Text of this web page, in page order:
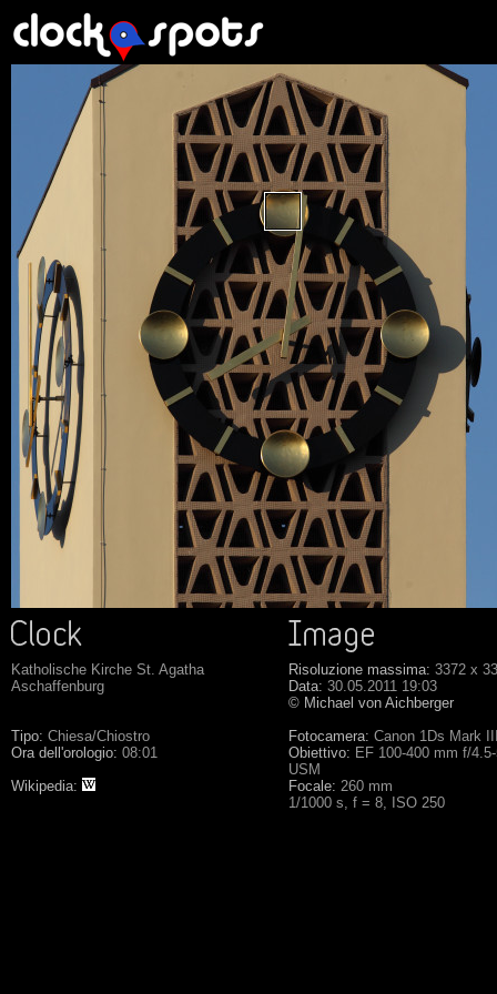
Katholische Kirche St. Agatha
Aschaffenburg
Tipo: Chiesa/Chiostro
Ora dell'orologio: 08:01
Wikipedia:
Risoluzione massima: 3372 x
Data: 30.05.2011 19:03
© Michael von Aichberger
Fotocamera: Canon 1Ds Mark
Obiettivo: EF 100-400 mm f/
USM
Focale: 260 mm
1/1000 s, f = 8, ISO 250